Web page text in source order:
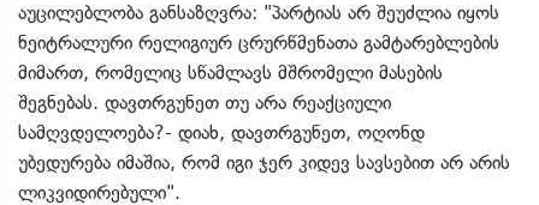
აუცილებლობა განსაზღვრა: "პარტიას არ შეუძლია იყოს
ნეიტრალური რელიგიურ ცრურწმენათა გამტარებლების
მიმართ, რომელიც სწამლავს მშრომელი მასების
შეგნებას. დავთრგუნეთ თუ არა რეაქციული
სამღვდელოება?- დიახ, დავთრგუნეთ, ოღონდ
უბედურება იმაშია, რომ იგი ჯერ კიდევ სავსებით არ არის
ლიკვიდირებული".